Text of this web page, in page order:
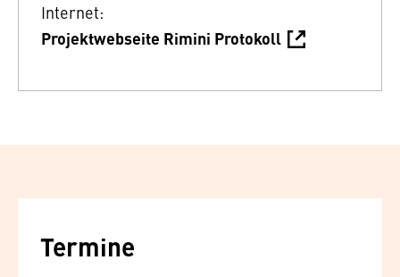
Internet:
Projektwebseite Rimini Protokoll
Termine